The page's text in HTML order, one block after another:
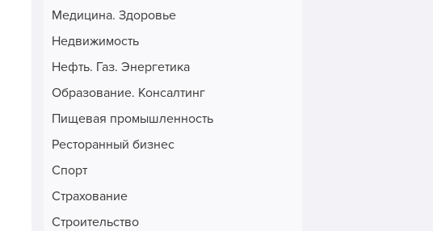
Медицина. Здоровье
Недвижимость
Нефть. Газ. Энергетика
Образование. Консалтинг
Пищевая промышленность
Ресторанный бизнес
Спорт
Страхование
Строительство